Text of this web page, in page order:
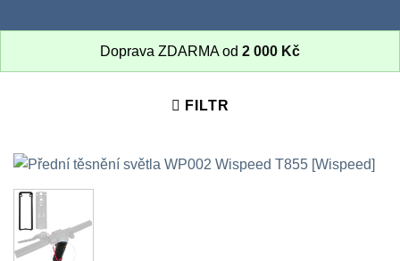
Doprava ZDARMA od 2 000 Kč
FILTR